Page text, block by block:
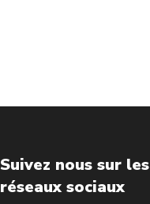
Suivez nous sur les
réseaux sociaux